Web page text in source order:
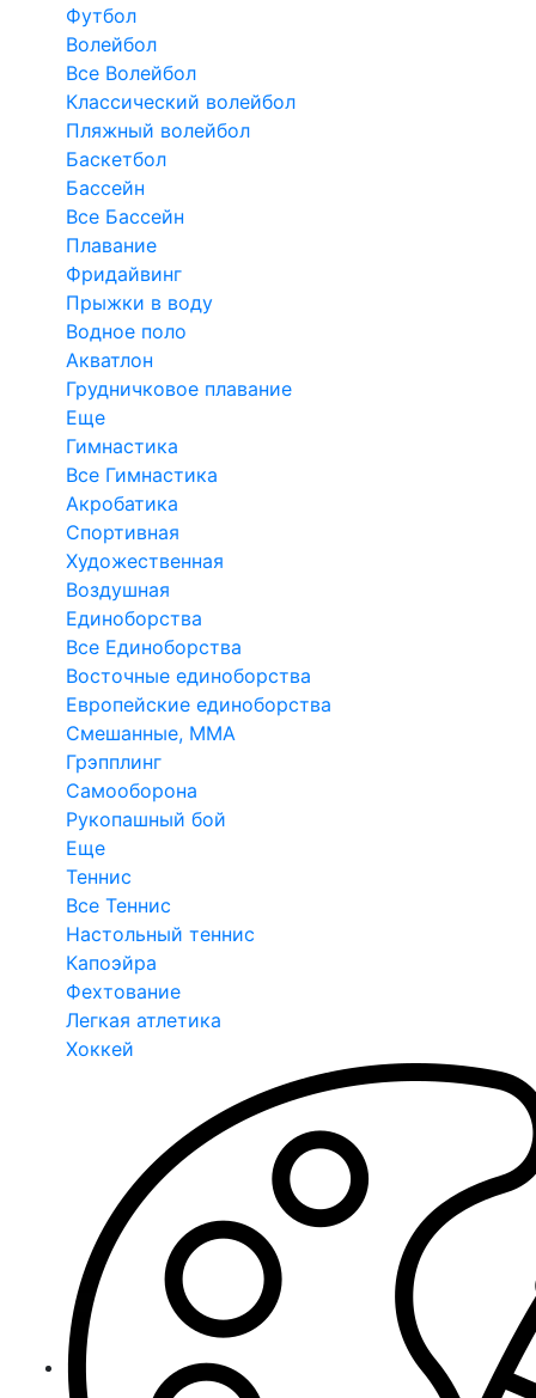
Футбол
Волейбол
Все Волейбол
Классический волейбол
Пляжный волейбол
Баскетбол
Бассейн
Все Бассейн
Плавание
Фридайвинг
Прыжки в воду
Водное поло
Акватлон
Грудничковое плавание
Еще
Гимнастика
Все Гимнастика
Акробатика
Спортивная
Художественная
Воздушная
Единоборства
Все Единоборства
Восточные единоборства
Европейские единоборства
Смешанные, ММА
Грэпплинг
Самооборона
Рукопашный бой
Еще
Теннис
Все Теннис
Настольный теннис
Капоэйра
Фехтование
Легкая атлетика
Хоккей